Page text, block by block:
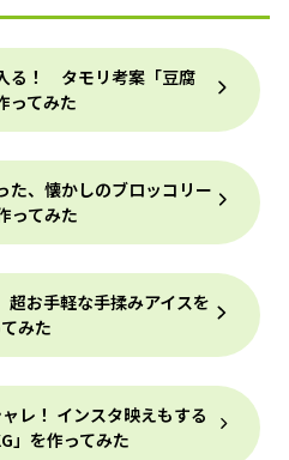
る！ タモリ考案「豆腐
ってみた
た、懐かしのブロッコリー
ってみた
お手軽な手揉みアイスを
みた
レ！ インスタ映えもする
」を作ってみた